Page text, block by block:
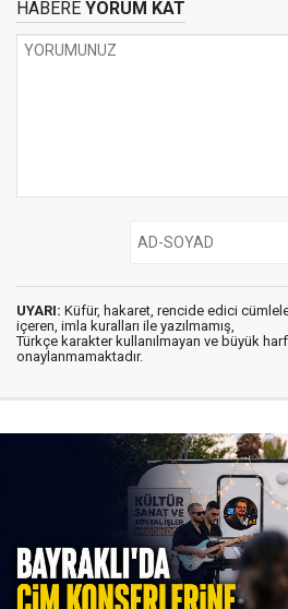
HABERE YORUM KAT
UYARI: Küfür, hakaret, rencide edici
içeren, imla kuralları ile yazılmamış,
Türkçe karakter kullanılmayan ve büyük
onaylanmamaktadır.